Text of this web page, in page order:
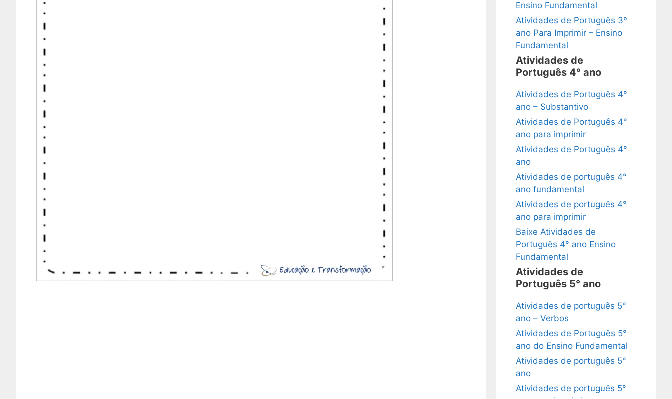
Ensino Fundamental
Atividades de Português 3º
ano Para Imprimir – Ensino
Fundamental
Atividades de
Português 4° ano
Atividades de Português 4°
ano – Substantivo
Atividades de Português 4°
ano para imprimir
Atividades de Português 4°
ano
Atividades de português 4°
ano fundamental
Atividades de português 4°
ano para imprimir
Baixe Atividades de
Português 4° ano Ensino
Fundamental
Atividades de
Português 5° ano
Atividades de português 5°
ano – Verbos
Atividades de Português 5°
ano do Ensino Fundamental
Atividades de português 5°
ano
Atividades de português 5°